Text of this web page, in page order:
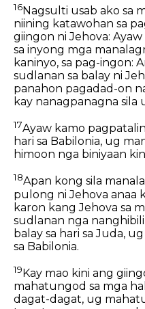
16Nagsulti usab ako sa
niining katawohan sa
giingon ni Jehova:
sa inyong mga
kaninyo, sa pag-ingon:
sudlanan sa balay ni
panahon pagadad-on
kay nanagpanagna sila
17Ayaw kamo
hari sa Babilonia, ug
himoon nga biniyaan
18Apan kong sila
pulong ni Jehova anaa
karon kang Jehova sa
sudlanan nga
balay sa hari sa Juda,
sa Babilonia.
19Kay mao kini ang
mahatungod sa mga
dagat-dagat, ug